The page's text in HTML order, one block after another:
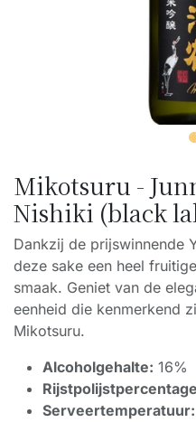
Mikotsuru -
Nishiki (black
Dankzij de prijswinnende
deze sake een heel
smaak. Geniet van de
eenheid die kenmerkend
Mikotsuru.
Alcoholgehalte: 16%
Serveertemperatuur: